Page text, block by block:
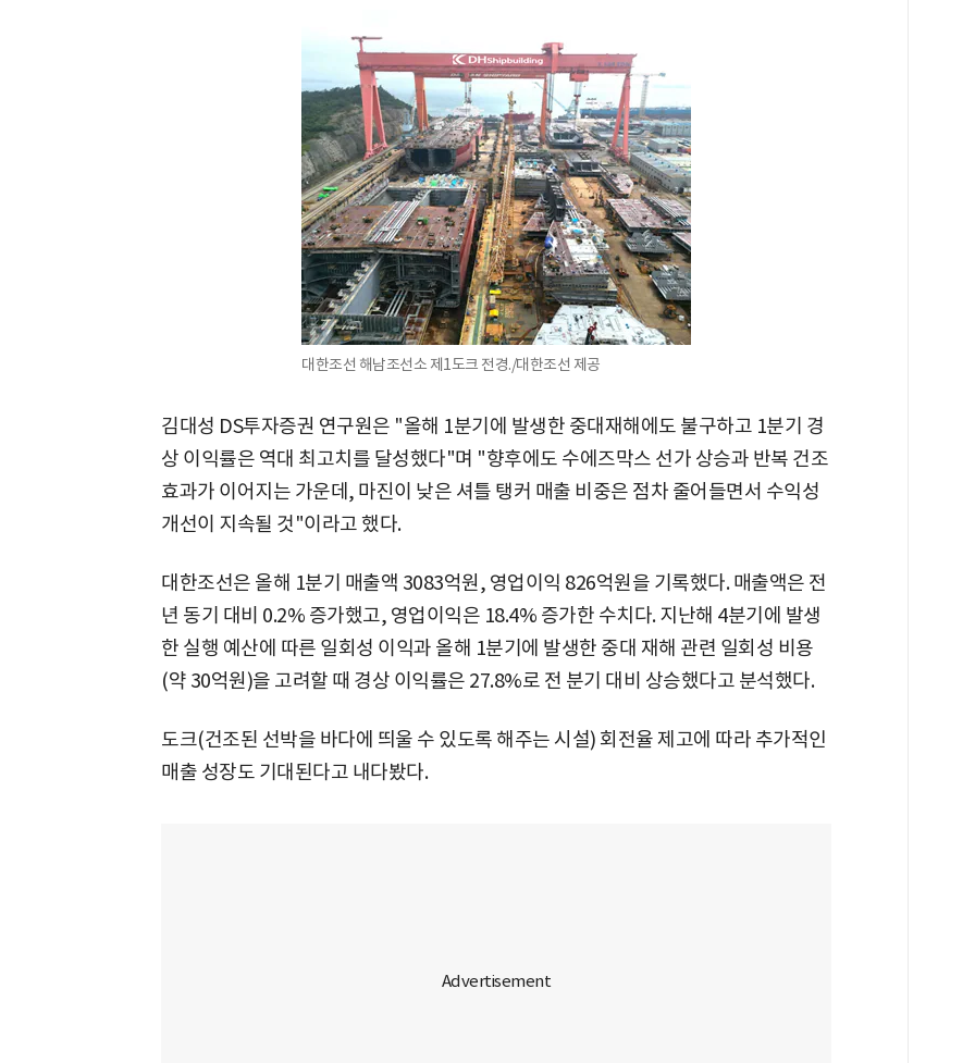
대한조선 해남조선소 제1도크 전경./대한조선 제공
김대성 DS투자증권 연구원은 "올해 1분기에 발생한 중대재해에도 불구하고 1분기 경
상 이익률은 역대 최고치를 달성했다"며 "향후에도 수에즈막스 선가 상승과 반복 건조
효과가 이어지는 가운데, 마진이 낮은 셔틀 탱커 매출 비중은 점차 줄어들면서 수익성
개선이 지속될 것"이라고 했다.
대한조선은 올해 1분기 매출액 3083억원, 영업이익 826억원을 기록했다. 매출액은 전
년 동기 대비 0.2% 증가했고, 영업이익은 18.4% 증가한 수치다. 지난해 4분기에 발생
한 실행 예산에 따른 일회성 이익과 올해 1분기에 발생한 중대 재해 관련 일회성 비용
(약 30억원)을 고려할 때 경상 이익률은 27.8%로 전 분기 대비 상승했다고 분석했다.
도크(건조된 선박을 바다에 띄울 수 있도록 해주는 시설) 회전율 제고에 따라 추가적인
매출 성장도 기대된다고 내다봤다.